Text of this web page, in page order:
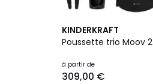
KINDERKRAFT
Poussette trio Moov 2
à partir de
309,00 €
3
Couleurs